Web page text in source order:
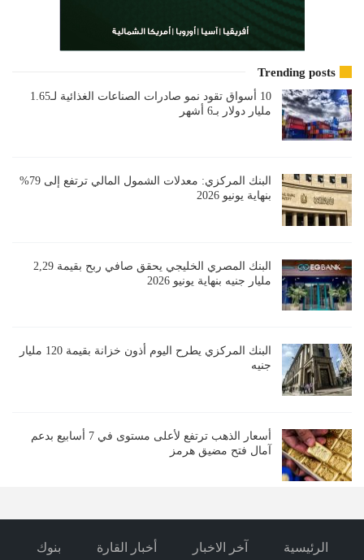
Trending posts
10 أسواق تقود نمو صادرات الصناعات الغذائية لـ1.65
مليار دولار بـ6 أشهر
البنك المركزي: معدلات الشمول المالي ترتفع إلى 79%
بنهاية يونيو 2026
البنك المصري الخليجي يحقق صافي ربح بقيمة 2,29
مليار جنيه بنهاية يونيو 2026
البنك المركزي يطرح اليوم أذون خزانة بقيمة 120 مليار
جنيه
أسعار الذهب ترتفع لأعلى مستوى في 7 أسابيع بدعم
آمال فتح مضيق هرمز
الرئيسية آخر الاخبار أخبار القارة بنوك